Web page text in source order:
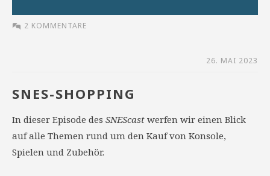
2 KOMMENTARE
26. MAI 2023
SNES-SHOPPING
In dieser Episode des SNEScast werfen wir einen Blick
auf alle Themen rund um den Kauf von Konsole,
Spielen und Zubehör.